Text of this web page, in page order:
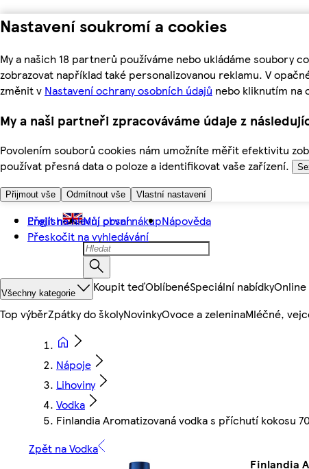
Nastavení soukromí a cookies
My a našich 18 partnerů používáme nebo ukládáme soubory
zobrazovat například také personalizovanou reklamu. V
změnit v Nastavení ochrany osobních údajů nebo kliknutím na
My a naši partneři zpracováváme údaje z
Povolením souborů cookies nám umožníte měřit efektivitu
používat přesná data o poloze a identifikovat vaše zařízení.
Přijmout vše Odmítnout vše Vlastní nastavení
Přejít na hlavní obsah
Přeskočit na vyhledávání
English Můj první nákupNápověda
Všechny kategorie Koupit teďOblíbenéSpeciální nabídky
Top výběrZpátky do školyNovinkyOvoce a zeleninaMléčné,
Nápoje
Lihoviny
Vodka
Finlandia Aromatizovaná vodka s příchutí kokosu
Zpět na Vodka
Finlandia